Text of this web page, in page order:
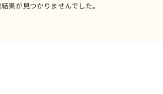
果が見つかりませんでした。